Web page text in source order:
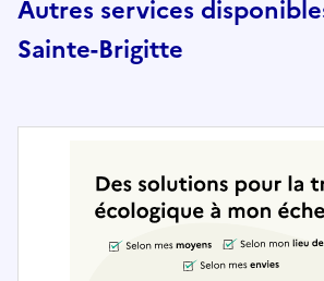
Autres services
Sainte-Brigitte